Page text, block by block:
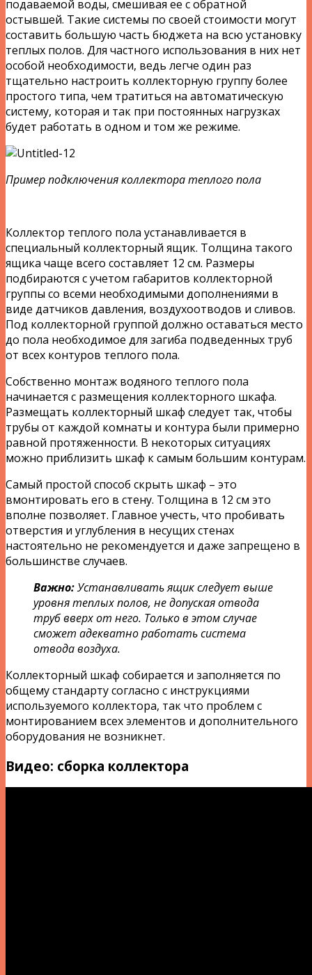
подаваемой воды, смешивая ее с обратной
остывшей. Такие системы по своей стоимости могут
составить большую часть бюджета на всю установку
теплых полов. Для частного использования в них нет
особой необходимости, ведь легче один раз
тщательно настроить коллекторную группу более
простого типа, чем тратиться на автоматическую
систему, которая и так при постоянных нагрузках
будет работать в одном и том же режиме.
Пример подключения коллектора теплого пола
Коллектор теплого пола устанавливается в
специальный коллекторный ящик. Толщина такого
ящика чаще всего составляет 12 см. Размеры
подбираются с учетом габаритов коллекторной
группы со всеми необходимыми дополнениями в
виде датчиков давления, воздухоотводов и сливов.
Под коллекторной группой должно оставаться место
до пола необходимое для загиба подведенных труб
от всех контуров теплого пола.
Собственно монтаж водяного теплого пола
начинается с размещения коллекторного шкафа.
Размещать коллекторный шкаф следует так, чтобы
трубы от каждой комнаты и контура были примерно
равной протяженности. В некоторых ситуациях
можно приблизить шкаф к самым большим контурам.
Самый простой способ скрыть шкаф – это
вмонтировать его в стену. Толщина в 12 см это
вполне позволяет. Главное учесть, что пробивать
отверстия и углубления в несущих стенах
настоятельно не рекомендуется и даже запрещено в
большинстве случаев.
Важно:Устанавливать ящик следует выше
уровня теплых полов, не допуская отвода
труб вверх от него. Только в этом случае
сможет адекватно работать система
отвода воздуха.
Коллекторный шкаф собирается и заполняется по
общему стандарту согласно с инструкциями
используемого коллектора, так что проблем с
монтированием всех элементов и дополнительного
оборудования не возникнет.
Видео: сборка коллектора